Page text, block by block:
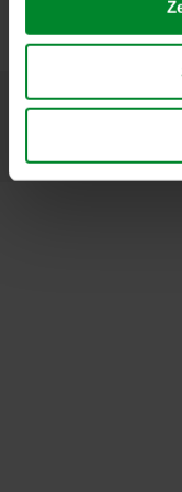
ukierunkowujemy
naszych stronach
korzystaniu z
ujawniane naszym
biznesowi mogą
ich w